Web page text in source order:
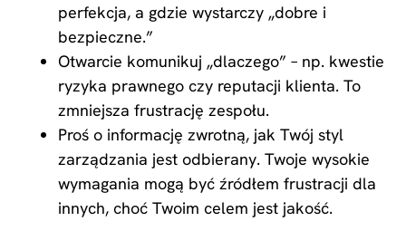
perfekcja, a gdzie wystarczy „dobre i
bezpieczne.”
Otwarcie komunikuj „dlaczego” – np. kwestie
ryzyka prawnego czy reputacji klienta. To
zmniejsza frustrację zespołu.
Proś o informację zwrotną, jak Twój styl
zarządzania jest odbierany. Twoje wysokie
wymagania mogą być źródłem frustracji dla
innych, choć Twoim celem jest jakość.